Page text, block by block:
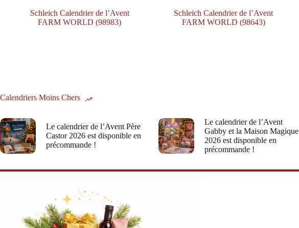
Schleich Calendrier de l’Avent
FARM WORLD (98983)
Schleich Calendrier de l’Avent
FARM WORLD (98643)
Calendriers Moins Chers
Le calendrier de l’Avent Père
Castor 2026 est disponible en
précommande !
Le calendrier de l’Avent
Gabby et la Maison Magique
2026 est disponible en
précommande !